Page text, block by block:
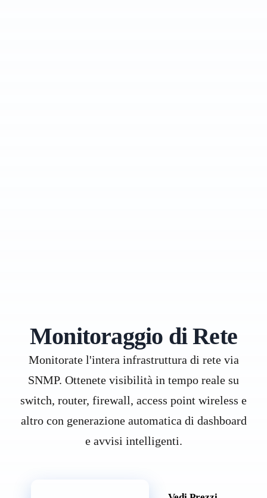
Monitoraggio di Rete
Monitorate l'intera infrastruttura di rete via
SNMP. Ottenete visibilità in tempo reale su
switch, router, firewall, access point wireless e
altro con generazione automatica di dashboard
e avvisi intelligenti.